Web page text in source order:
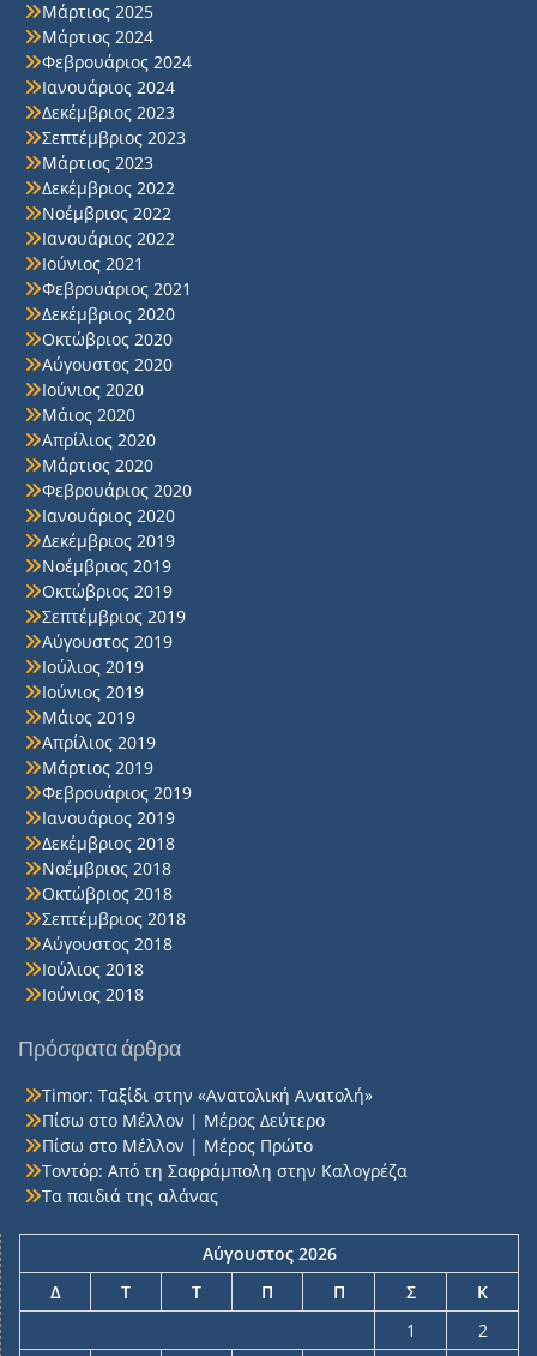
Μάρτιος 2025
Μάρτιος 2024
Φεβρουάριος 2024
Ιανουάριος 2024
Δεκέμβριος 2023
Σεπτέμβριος 2023
Μάρτιος 2023
Δεκέμβριος 2022
Νοέμβριος 2022
Ιανουάριος 2022
Ιούνιος 2021
Φεβρουάριος 2021
Δεκέμβριος 2020
Οκτώβριος 2020
Αύγουστος 2020
Ιούνιος 2020
Μάιος 2020
Απρίλιος 2020
Μάρτιος 2020
Φεβρουάριος 2020
Ιανουάριος 2020
Δεκέμβριος 2019
Νοέμβριος 2019
Οκτώβριος 2019
Σεπτέμβριος 2019
Αύγουστος 2019
Ιούλιος 2019
Ιούνιος 2019
Μάιος 2019
Απρίλιος 2019
Μάρτιος 2019
Φεβρουάριος 2019
Ιανουάριος 2019
Δεκέμβριος 2018
Νοέμβριος 2018
Οκτώβριος 2018
Σεπτέμβριος 2018
Αύγουστος 2018
Ιούλιος 2018
Ιούνιος 2018
Πρόσφατα άρθρα
Timor: Ταξίδι στην «Ανατολική Ανατολή»
Πίσω στο Μέλλον | Μέρος Δεύτερο
Πίσω στο Μέλλον | Μέρος Πρώτο
Τοντόρ: Από τη Σαφράμπολη στην Καλογρέζα
Τα παιδιά της αλάνας
Αύγουστος 2026
Δ
Τ Τ Π Π Σ
Κ
1
2